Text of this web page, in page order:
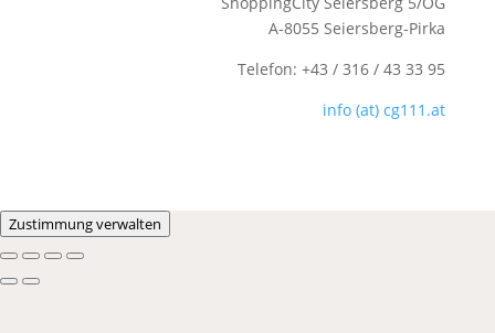
A-8055 Seiersberg-Pirka
Telefon: +43 / 316 / 43 33 95
info (at) cg111.at
Zustimmung verwalten